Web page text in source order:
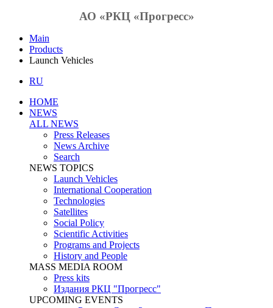
АО «РКЦ «Прогресс»
Main
Products
Launch Vehicles
RU
HOME
NEWS
ALL NEWS
Press Releases
News Archive
Search
NEWS TOPICS
Launch Vehicles
International Cooperation
Technologies
Satellites
Social Policy
Scientific Activities
Programs and Projects
History and People
MASS MEDIA ROOM
Press kits
Издания РКЦ "Прогресс"
UPCOMING EVENTS